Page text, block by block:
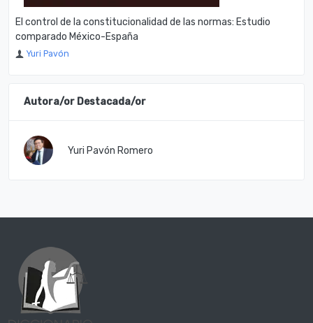
El control de la constitucionalidad de las normas: Estudio
comparado México-España
Yuri Pavón
Autora/or Destacada/or
Yuri Pavón Romero